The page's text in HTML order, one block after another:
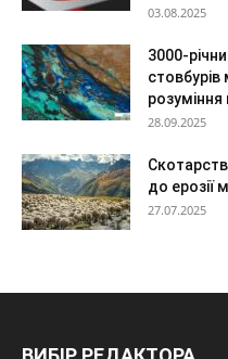
03.08.2025
3000-
28.09.2025
до ерозії
27.07.2025